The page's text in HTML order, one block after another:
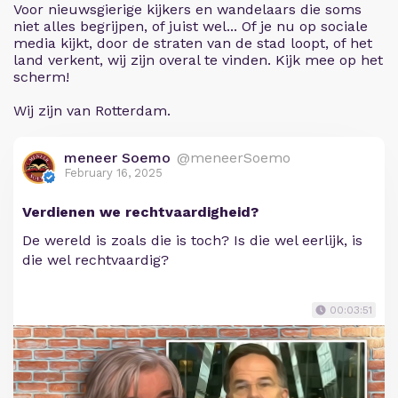
Voor nieuwsgierige kijkers en wandelaars die soms
niet alles begrijpen, of juist wel... Of je nu op sociale
media kijkt, door de straten van de stad loopt, of het
land verkent, wij zijn overal te vinden. Kijk mee op het
scherm!
Wij zijn van Rotterdam.
meneer Soemo @meneerSoemo
February 16, 2025
Verdienen we rechtvaardigheid?
De wereld is zoals die is toch? Is die wel eerlijk, is
die wel rechtvaardig?
00:03:51